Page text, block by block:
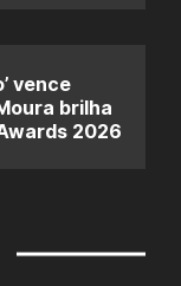
vence
brilha
2026